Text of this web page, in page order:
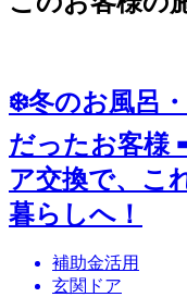
❄️冬のお風呂
だったお客様
ア交換で、こ
暮らしへ！
補助金活用
玄関ドア